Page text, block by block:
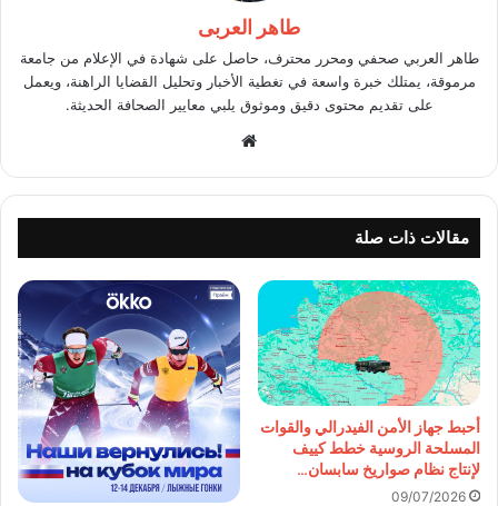
طاهر العربى
طاهر العربي صحفي ومحرر محترف، حاصل على شهادة في الإعلام من جامعة
مرموقة، يمتلك خبرة واسعة في تغطية الأخبار وتحليل القضايا الراهنة، ويعمل
على تقديم محتوى دقيق وموثوق يلبي معايير الصحافة الحديثة.
مقالات ذات صلة
أحبط جهاز الأمن الفيدرالي والقوات
المسلحة الروسية خطط كييف
لإنتاج نظام صواريخ سابسان…
09/07/2026